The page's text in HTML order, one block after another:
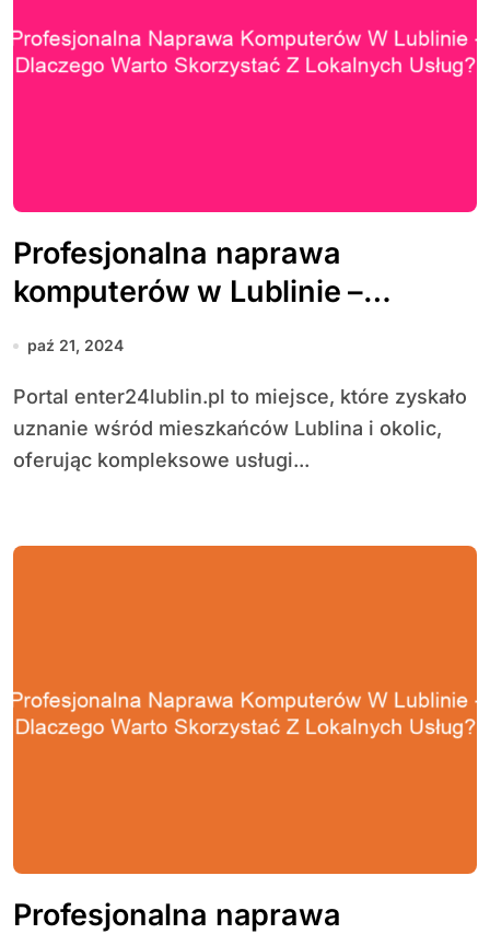
Profesjonalna naprawa
komputerów w Lublinie –
dlaczego warto skorzystać z
paź 21, 2024
Portal enter24lublin.pl to miejsce, które zyskało
uznanie wśród mieszkańców Lublina i okolic,
oferując kompleksowe usługi...
Profesjonalna naprawa